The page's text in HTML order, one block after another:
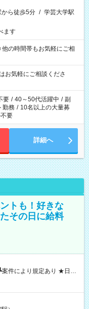
から徒歩5分 / 学芸大学駅
ます
気軽にご相談くださ
要 / 40～50代活躍中 / 副
勤務 / 10名以上の大量募
要
詳細へ
トも！好きな
その日に給料
に現金GET♪ お仕事後はコ
試用期間】試